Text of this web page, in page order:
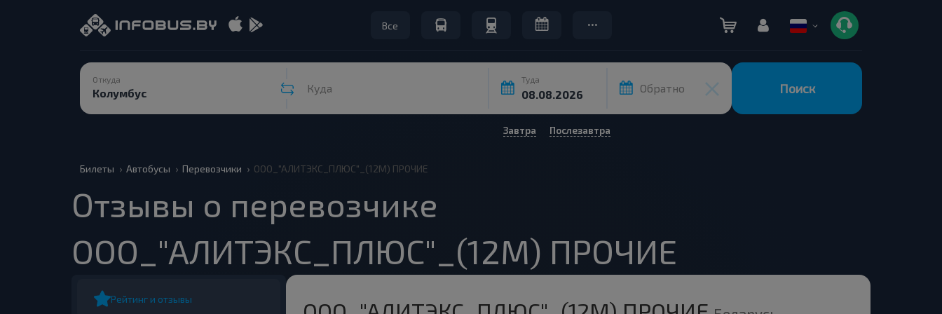
Все
Откуда
Куда
Туда
Обратно Поиск
Завтра Послезавтра
Билеты Автобусы Перевозчики ООО_"АЛИТЭКС_ПЛЮС"_(12М) ПРОЧИЕ
Отзывы о перевозчике
ООО_"АЛИТЭКС_ПЛЮС"_(12М) ПРОЧИЕ
Рейтинг и отзывы